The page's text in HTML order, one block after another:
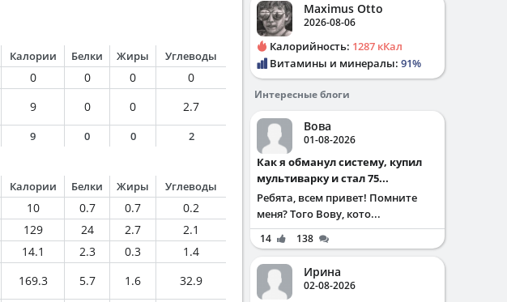
Калории Белки Жиры Углеводы
0 0 0
0
9 0 0
2.7
9 0 0 2
Калории Белки Жиры Углеводы
10 0.7 0.7
0.2
129 24 2.7
2.1
14.1 2.3 0.3
1.4
169.3 5.7 1.6
32.9
Maximus Otto
2026-08-06
Калорийность: 1287 кКал
Витамины и минералы: 91%
Интересные блоги
Вова
01-08-2026
Как я обманул систему, купил
мультиварку и стал 75...
Ребята, всем привет! Помните
меня? Того Вову, кото...
14 138
Ирина
02-08-2026